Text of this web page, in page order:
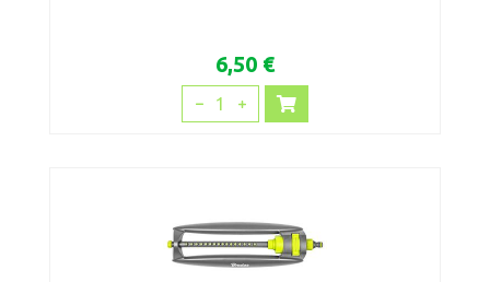
6,50 €
1